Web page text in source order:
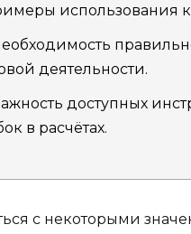
использования
деятельности.
доступных
в расчётах.
с некоторыми